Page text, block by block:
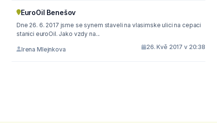
EuroOil Benešov
Dne 26. 6. 2017 jsme se synem staveli na vlasimske ulici na cepaci
stanici euroOil. Jako vzdy na...
Irena Mlejnkova 26. Kvě 2017 v 20:38